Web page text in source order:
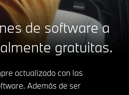
de software a
gratuitas.
actualizado con las
Además de ser